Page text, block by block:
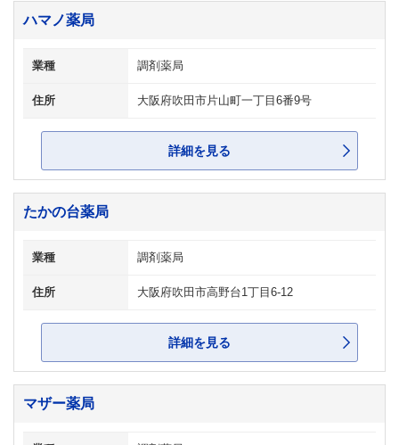
ハマノ薬局
業種 調剤薬局
住所 大阪府吹田市片山町一丁目6番9号
詳細を見る
たかの台薬局
業種 調剤薬局
住所 大阪府吹田市高野台1丁目6-12
詳細を見る
マザー薬局